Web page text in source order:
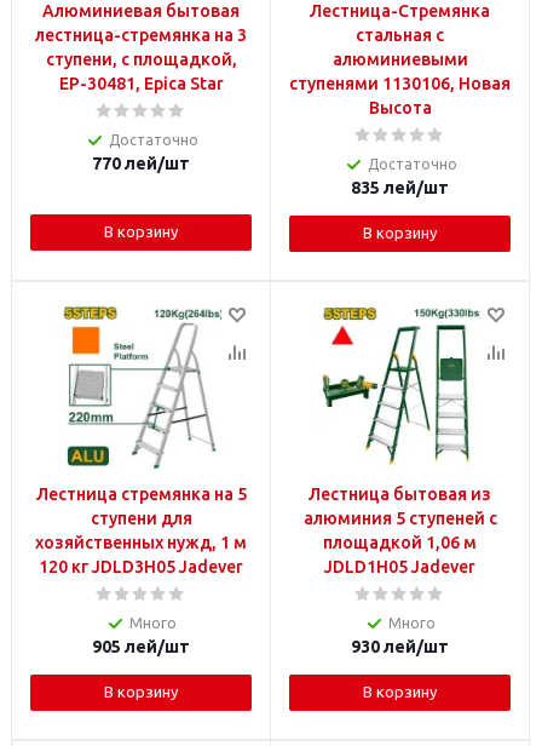
Алюминиевая бытовая
лестница-стремянка на 3
ступени, с площадкой,
EP-30481, Epica Star
Достаточно
770лей/шт
В корзину
Лестница-Стремянка
стальная с
алюминиевыми
ступенями 1130106, Новая
Высота
Достаточно
835 лей/шт
В корзину
Лестница стремянка на 5
ступени для
хозяйственных нужд, 1 м
120 кг JDLD3H05 Jadever
Много
905 лей/шт
В корзину
Лестница бытовая из
алюминия 5 ступеней с
площадкой 1,06 м
JDLD1H05 Jadever
Много
930лей/шт
В корзину